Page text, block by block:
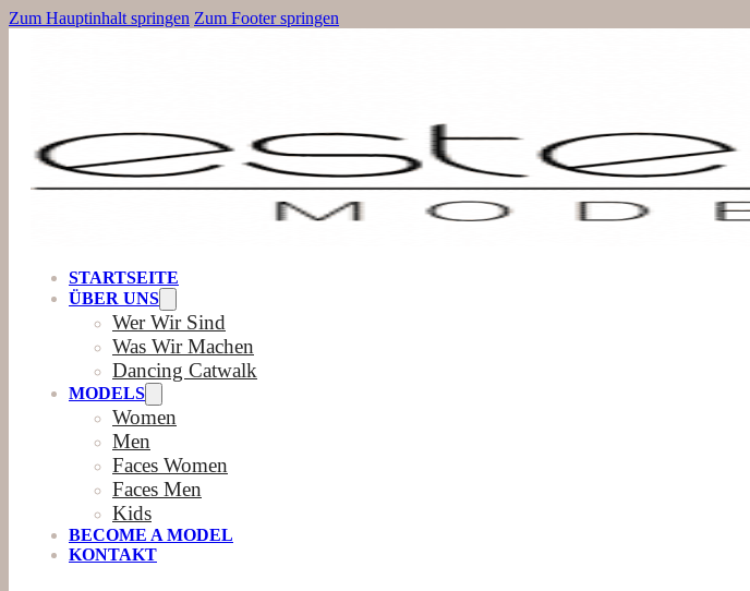
Zum Hauptinhalt springen Zum Footer springen
STARTSEITE
ÜBER UNS
Wer Wir Sind
Was Wir Machen
Dancing Catwalk
MODELS
Women
Men
Faces Women
Faces Men
Kids
BECOME A MODEL
KONTAKT